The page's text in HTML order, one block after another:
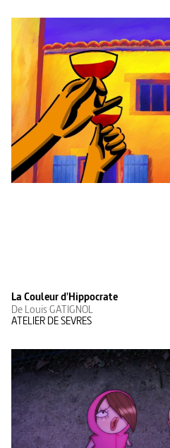
La Couleur d'Hippocrate
De Louis GATIGNOL
ATELIER DE SEVRES